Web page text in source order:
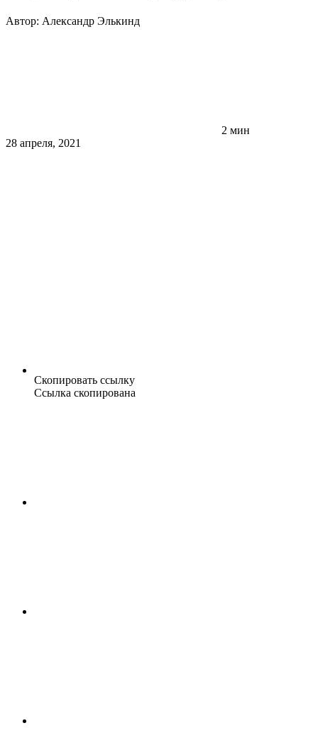
Автор: Александр Элькинд
2 мин
28 апреля, 2021
Скопировать ссылку
Ссылка скопирована